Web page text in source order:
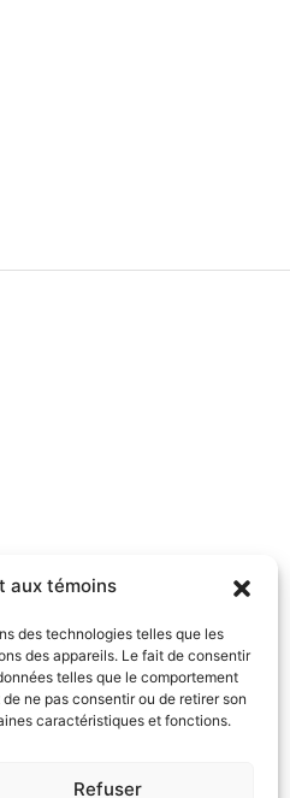
aux témoins
des technologies telles que les
des appareils. Le fait de consentir
telles que le comportement
ne pas consentir ou de retirer son
caractéristiques et fonctions.
Refuser